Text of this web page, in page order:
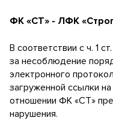
ФК «СТ» - ЛФК
В соответствии с ч. 1
за несоблюдение
электронного
загруженной ссылки
отношении ФК «СТ»
нарушения.